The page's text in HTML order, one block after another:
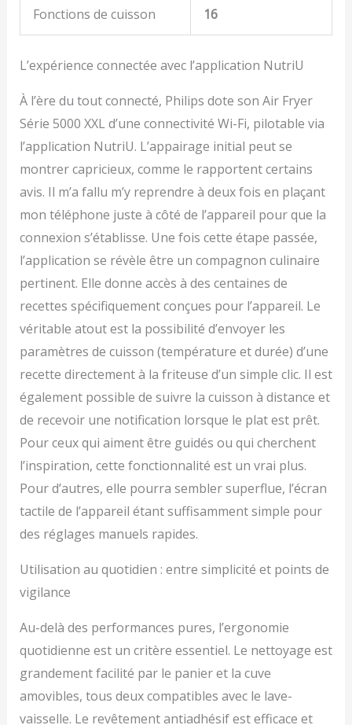
Fonctions de cuisson 16
L’expérience connectée avec l’application NutriU
À l’ère du tout connecté, Philips dote son Air Fryer
Série 5000 XXL d’une connectivité Wi-Fi, pilotable via
l’application NutriU. L’appairage initial peut se
montrer capricieux, comme le rapportent certains
avis. Il m’a fallu m’y reprendre à deux fois en plaçant
mon téléphone juste à côté de l’appareil pour que la
connexion s’établisse. Une fois cette étape passée,
l’application se révèle être un compagnon culinaire
pertinent. Elle donne accès à des centaines de
recettes spécifiquement conçues pour l’appareil. Le
véritable atout est la possibilité d’envoyer les
paramètres de cuisson (température et durée) d’une
recette directement à la friteuse d’un simple clic. Il est
également possible de suivre la cuisson à distance et
de recevoir une notification lorsque le plat est prêt.
Pour ceux qui aiment être guidés ou qui cherchent
l’inspiration, cette fonctionnalité est un vrai plus.
Pour d’autres, elle pourra sembler superflue, l’écran
tactile de l’appareil étant suffisamment simple pour
des réglages manuels rapides.
Utilisation au quotidien : entre simplicité et points de
vigilance
Au-delà des performances pures, l’ergonomie
quotidienne est un critère essentiel. Le nettoyage est
grandement facilité par le panier et la cuve
amovibles, tous deux compatibles avec le lave-
vaisselle. Le revêtement antiadhésif est efficace et